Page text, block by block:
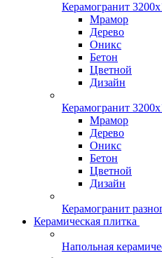
Керамогранит
Мрамор
Дерево
Оникс
Бетон
Цветной
Дизайн
Керамогранит
Мрамор
Дерево
Оникс
Бетон
Цветной
Дизайн
Керамогранит
Керамическая плитка
Напольная